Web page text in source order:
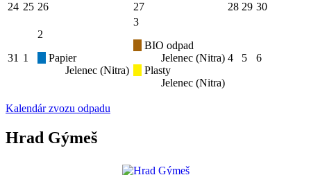
24 25 26 27 28 29 30
31 1
2
Papier
Jelenec (Nitra)
3
BIO odpad
Jelenec (Nitra)
Plasty
Jelenec (Nitra)
4 5 6
Kalendár zvozu odpadu
Hrad Gýmeš